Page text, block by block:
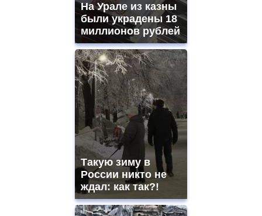
На Урале из казны
были украдены 18
миллионов рублей
Такую зиму в
России никто не
ждал: как так?!